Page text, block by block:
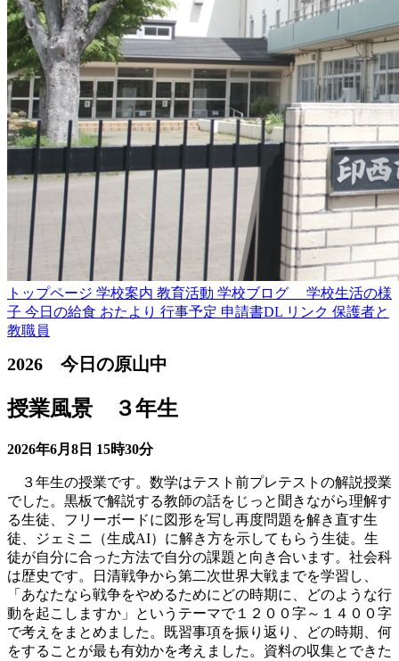
トップページ 学校案内 教育活動 学校ブログ 学校生活の様
子 今日の給食 おたより 行事予定 申請書DL リンク 保護者と
教職員
2026 今日の原山中
授業風景 ３年生
2026年6月8日 15時30分
３年生の授業です。数学はテスト前プレテストの解説授業
でした。黒板で解説する教師の話をじっと聞きながら理解す
る生徒、フリーボードに図形を写し再度問題を解き直す生
徒、ジェミニ（生成AI）に解き方を示してもらう生徒。生
徒が自分に合った方法で自分の課題と向き合います。社会科
は歴史です。日清戦争から第二次世界大戦までを学習し、
「あなたなら戦争をやめるためにどの時期に、どのような行
動を起こしますか」というテーマで１２００字～１４００字
で考えをまとめました。既習事項を振り返り、どの時期、何
をすることが最も有効かを考えました。資料の収集とできた